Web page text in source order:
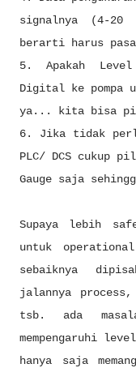
signalnya (4-
berarti harus
5. Apakah
Digital ke pompa
ya... kita bisa
6. Jika tidak
PLC/ DCS cukup
Gauge saja
Supaya lebih
untuk
sebaiknya
jalannya
tsb. ada
mempengaruhi
hanya saja